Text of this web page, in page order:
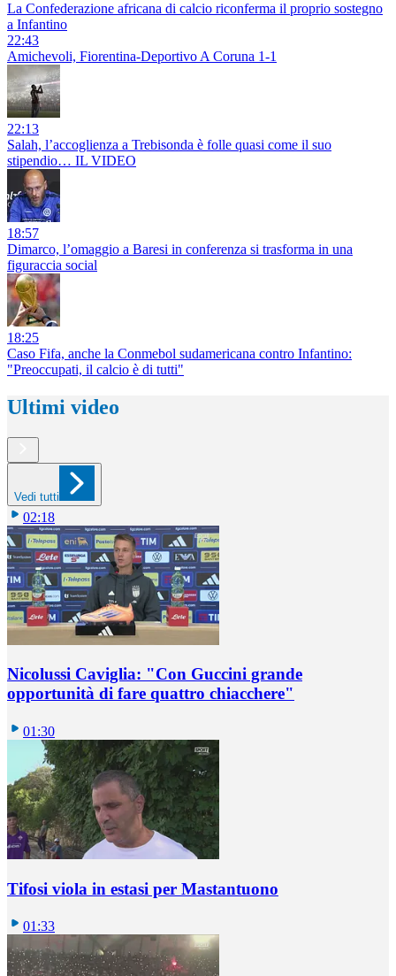
La Confederazione africana di calcio riconferma il proprio sostegno
a Infantino
22:43
Amichevoli, Fiorentina-Deportivo A Coruna 1-1
22:13
Salah, l’accoglienza a Trebisonda è folle quasi come il suo
stipendio… IL VIDEO
18:57
Dimarco, l’omaggio a Baresi in conferenza si trasforma in una
figuraccia social
18:25
Caso Fifa, anche la Conmebol sudamericana contro Infantino:
"Preoccupati, il calcio è di tutti"
Ultimi video
Vedi tutti
02:18
Nicolussi Caviglia: "Con Guccini grande
opportunità di fare quattro chiacchere"
01:30
Tifosi viola in estasi per Mastantuono
01:33